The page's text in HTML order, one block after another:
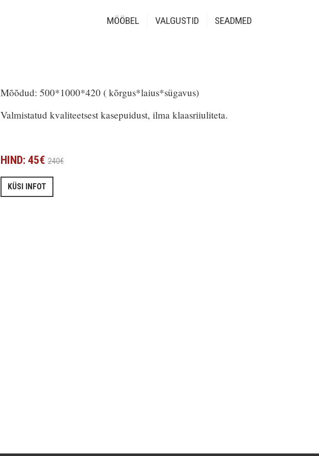
MÖÖBEL VALGUSTID SEADMED
Mõõdud: 500*1000*420 ( kõrgus*laius*sügavus)
Valmistatud kvaliteetsest kasepuidust, ilma klaasriiuliteta.
HIND: 45€ 240€
KÜSI INFOT